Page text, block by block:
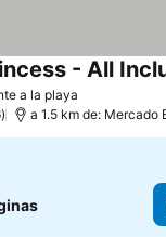
a la playa
- All
a 1.5 km de: Mercado